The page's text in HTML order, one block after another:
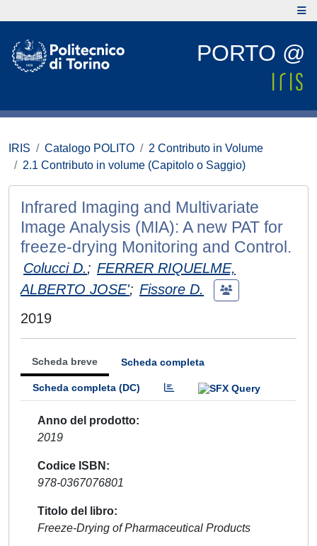
PORTO @
IRIS Catalogo POLITO
2 Contributo in Volume
2.1 Contributo in volume (Capitolo o Saggio)
Infrared Imaging and Multivariate
Image Analysis (MIA): A new PAT for
freeze-drying Monitoring and Control.
Colucci D.; FERRER RIQUELME,
ALBERTO JOSE'; Fissore D.
2019
Scheda breve Scheda completa
Scheda completa (DC)
Anno del prodotto
2019
Codice ISBN
978-0367076801
Titolo del libro
Freeze-Drying of Pharmaceutical Products